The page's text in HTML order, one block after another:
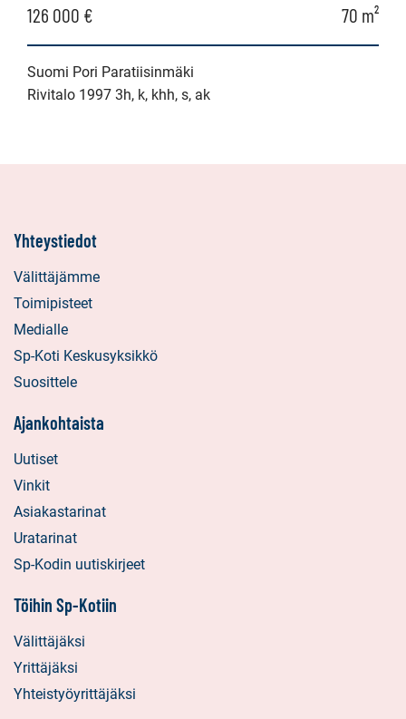
126 000 € 70 m²
Suomi Pori Paratiisinmäki
Rivitalo 1997 3h, k, khh, s, ak
Yhteystiedot
Välittäjämme
Toimipisteet
Medialle
Sp-Koti Keskusyksikkö
Suosittele
Ajankohtaista
Uutiset
Vinkit
Asiakastarinat
Uratarinat
Sp-Kodin uutiskirjeet
Töihin Sp-Kotiin
Välittäjäksi
Yrittäjäksi
Yhteistyöyrittäjäksi